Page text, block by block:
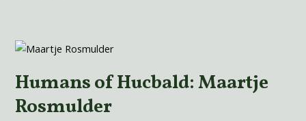
Humans of Hucbald: Maartje
Rosmulder
Humans
Hucbald:
Rosmulder